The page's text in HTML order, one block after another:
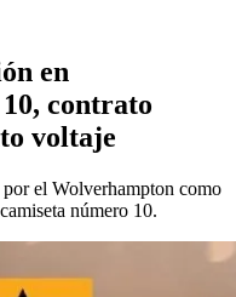
en
contrato
voltaje
el Wolverhampton como
número 10.